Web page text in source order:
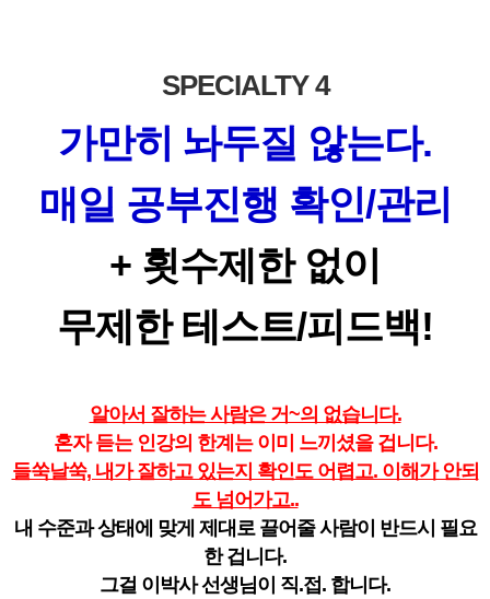
SPECIALTY 4
가만히 놔두질 않는다.
매일 공부진행 확인/관리
+ 횟수제한 없이
무제한 테스트/피드백!
알아서 잘하는 사람은 거~의 없습니다.
혼자 듣는 인강의 한계는 이미 느끼셨을 겁니다.
들쑥날쑥, 내가 잘하고 있는지 확인도 어렵고. 이해가 안되
도 넘어가고..
내 수준과 상태에 맞게 제대로 끌어줄 사람이 반드시 필요
한 겁니다.
그걸 이박사 선생님이 직.접. 합니다.